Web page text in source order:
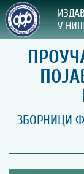
У
ГОДИНА
ЗБОРНИЦИ